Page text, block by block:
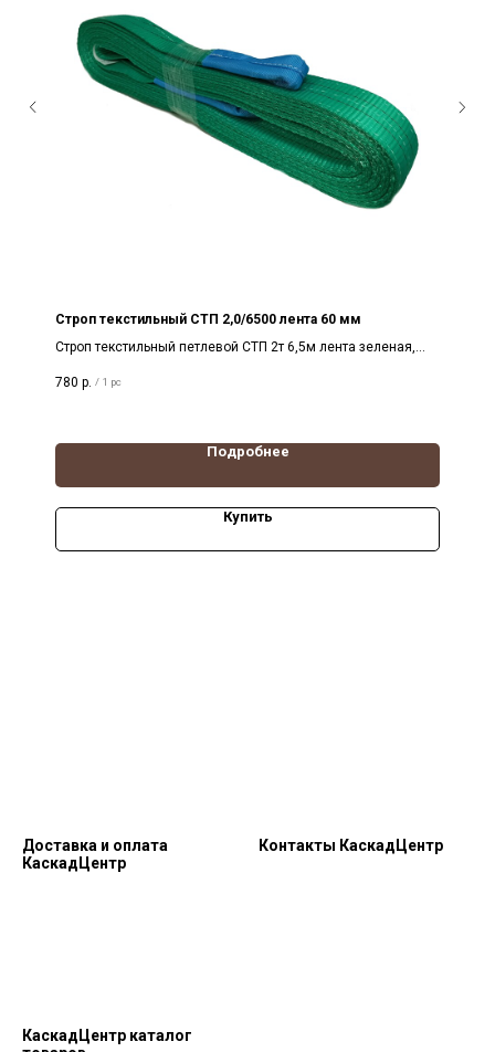
Строп текстильный СТП 2,0/6500 лента 60 мм
Строп текстильный петлевой СТП 2т 6,5м лента зеленая,
780 р. / 1 pc
Подробнее
Купить
Доставка и оплата
КаскадЦентр
Контакты КаскадЦентр
КаскадЦентр каталог